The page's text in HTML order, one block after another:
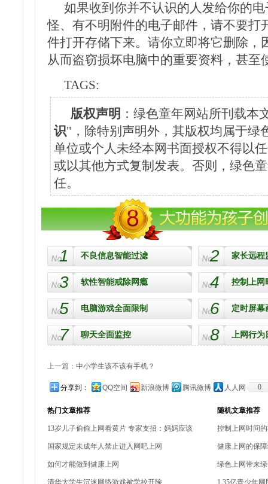
如果收到你并不认识的人发给你的
怪、有不明附件的电子邮件，请不要打
件打开存储下来。请你立即将它删除，
从而盗窃损坏电脑中的重要资料，甚至
TAGS:
版权声明 ：绿色童年网站所刊载本
识"，除特别声明外，其版权均属于绿
单位或个人未经本网书面授权不得以
或以其他方式复制发表。否则，绿色
任。
1 不良信息智能过滤 2 家长远程
3 软性智能戒除网瘾 4 控制上网
5 电脑游戏全面限制 6 定时屏幕
7 聊天全面监控 8 上网行为
上一篇： 中小学生该不该有手机？
分享到： QQ空间 新浪微博 腾讯微博 人人网 0
热门文章推荐
13岁儿子偷偷上网看黄片 专家支招：妈妈应该
国家规定未成年人禁止进入网吧上网
如何才能做到健康上网
清华大学生沉迷网络游戏被学校开除
随机文章推荐
控制上网时间
健康上网的保
绿色上网带来
1.35亿青少年